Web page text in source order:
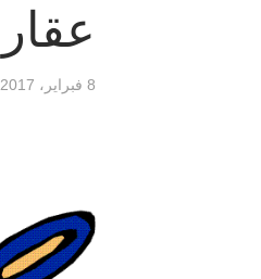
8 فبراير، 2017